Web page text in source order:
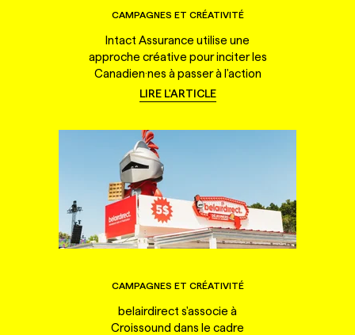
CAMPAGNES ET CRÉATIVITÉ
Intact Assurance utilise une
approche créative pour inciter les
Canadien·nes à passer à l'action
LIRE L'ARTICLE
CAMPAGNES ET CRÉATIVITÉ
belairdirect s'associe à
Croissound dans le cadre